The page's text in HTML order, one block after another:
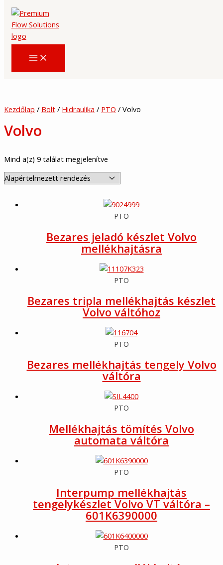
Skip
content
Kezdőlap / Bolt / Hidraulika / PTO / Volvo
Volvo
Mind a(z) 9 találat megjelenítve
PTO
Bezares jeladó készlet Volvo
mellékhajtásra
PTO
Bezares tripla mellékhajtás készlet
Volvo váltóhoz
PTO
Bezares mellékhajtás tengely Volvo
váltóra
PTO
Mellékhajtás tömítés Volvo
automata váltóra
PTO
Interpump mellékhajtás
tengelykészlet Volvo VT váltóra –
601K6390000
PTO